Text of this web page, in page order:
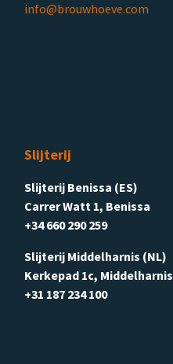
info@brouwhoeve.com
Slijterij
Slijterij Benissa (ES)
Carrer Watt 1, Benissa
+34 660 290 259
Slijterij Middelharnis (NL)
Kerkepad 1c, Middelharnis
+31 187 234 100